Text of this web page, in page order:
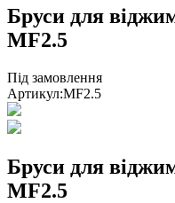
Бруси для
MF2.5
Під замовлення
Артикул:MF2.5
Бруси для
MF2.5